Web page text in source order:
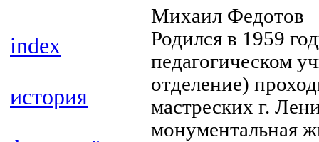
index
история
Михаил Федотов
Родился в 1959
педагогическом
отделение)
мастреских г.
монументальная